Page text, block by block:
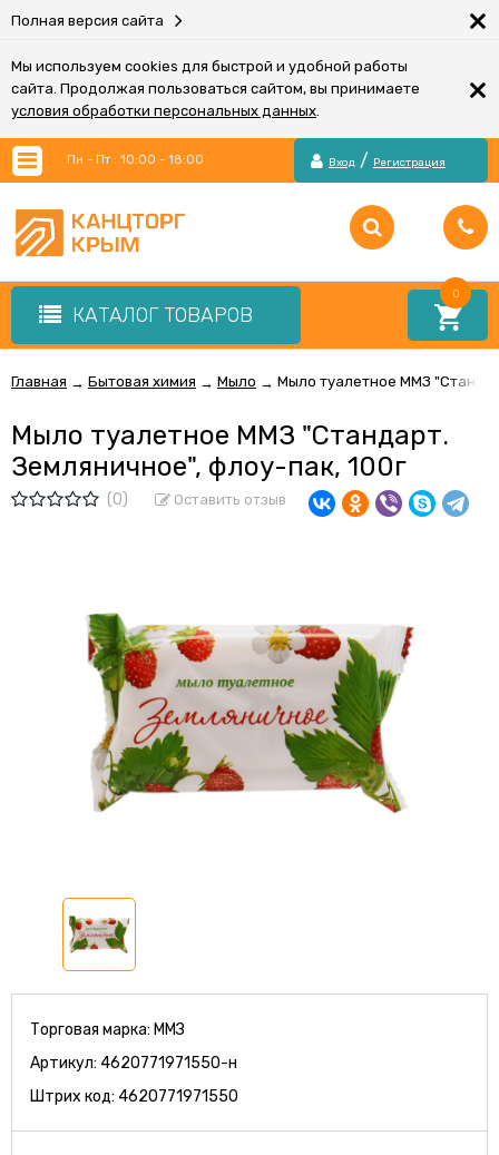
Полная версия сайта ×
Мы используем cookies для быстрой и удобной работы
сайта. Продолжая пользоваться сайтом, вы принимаете
условия обработки персональных данных.
×
Пн - Пт : 10:00 - 18:00 Вход / Регистрация
КАТАЛОГ ТОВАРОВ
0
Главная → Бытовая химия → Мыло → Мыло туалетное ММЗ
Мыло туалетное ММЗ "Стандарт.
Земляничное", флоу-пак, 100г
(0) Оставить отзыв
Торговая марка: ММЗ
Артикул: 4620771971550-н
Штрих код: 4620771971550